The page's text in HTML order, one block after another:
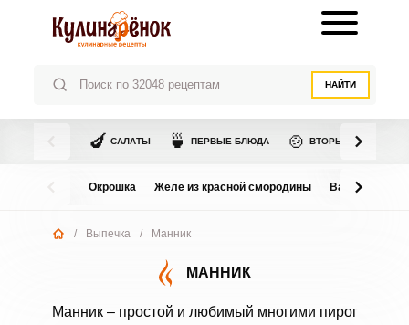
НАЙТИ
🍆 САЛАТЫ 🍵 ПЕРВЫЕ БЛЮДА 🍲 ВТОРЫЕ БЛЮДА
Окрошка Желе из красной смородины Варенье из
/ Выпечка / Манник
МАННИК
Манник – простой и любимый многими пирог